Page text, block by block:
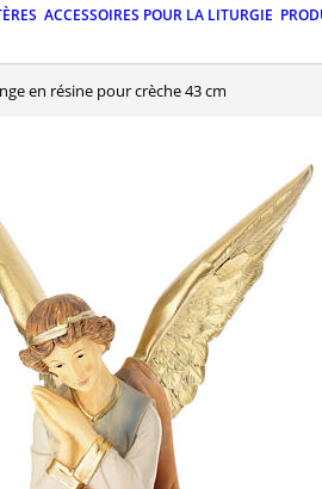
ACCESSOIRES POUR LA LITURGIE
en résine pour crèche 43 cm